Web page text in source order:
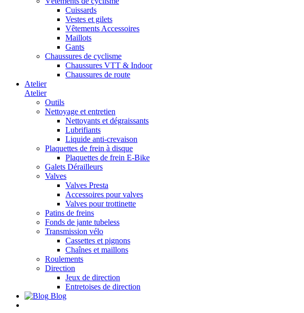
Cuissards
Vestes et gilets
Vêtements Accessoires
Maillots
Gants
Chaussures de cyclisme
Chaussures VTT & Indoor
Chaussures de route
Atelier
Atelier
Outils
Nettoyage et entretien
Nettoyants et dégraissants
Lubrifiants
Liquide anti-crevaison
Plaquettes de frein à disque
Plaquettes de frein E-Bike
Galets Dérailleurs
Valves
Valves Presta
Accessoires pour valves
Valves pour trottinette
Patins de freins
Fonds de jante tubeless
Transmission vélo
Cassettes et pignons
Chaînes et maillons
Roulements
Direction
Jeux de direction
Entretoises de direction
Blog